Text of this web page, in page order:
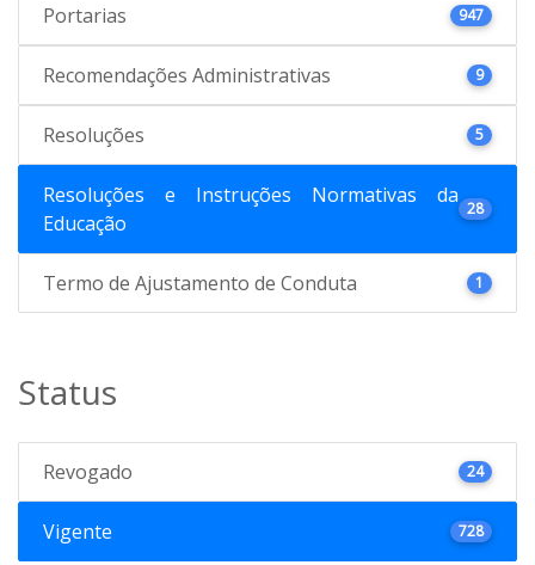
Portarias 947
Recomendações Administrativas 9
Resoluções 5
Resoluções e Instruções Normativas da
Educação
28
Termo de Ajustamento de Conduta 1
Status
Revogado 24
Vigente 728